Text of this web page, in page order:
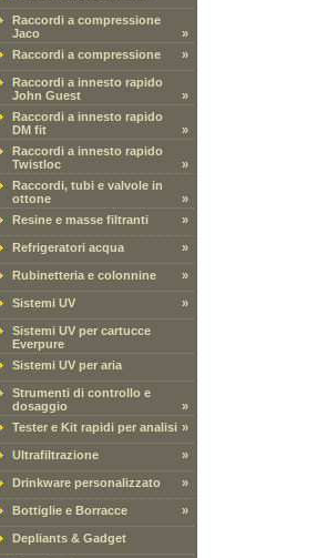
Raccordi a compressione
Jaco
»
Raccordi a compressione
»
Raccordi a innesto rapido
John Guest
»
Raccordi a innesto rapido
DM fit
»
Raccordi a innesto rapido
Twistloc
»
Raccordi, tubi e valvole in
ottone
»
Resine e masse filtranti
»
Refrigeratori acqua »
Rubinetteria e colonnine »
Sistemi UV »
Sistemi UV per cartucce
Everpure
Sistemi UV per aria
Strumenti di controllo e
dosaggio
»
Tester e Kit rapidi per analisi »
Ultrafiltrazione »
Drinkware personalizzato »
Bottiglie e Borracce »
Depliants & Gadget